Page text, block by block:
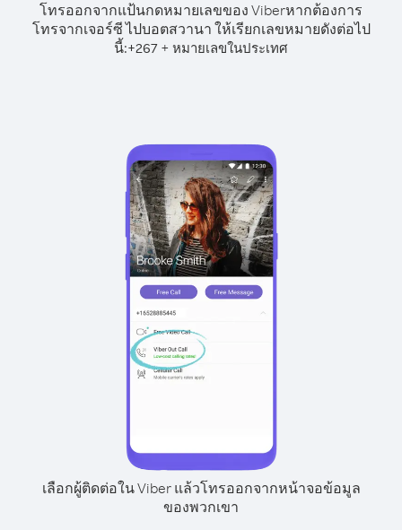
โทรออกจากแป้นกดหมายเลขของ Viberหากต้องการ
โทรจากเจอร์ซี ไปบอตสวานา ให้เรียกเลขหมายดังต่อไป
นี้:+267 + หมายเลขในประเทศ
เลือกผู้ติดต่อใน Viber แล้วโทรออกจากหน้าจอข้อมูล
ของพวกเขา